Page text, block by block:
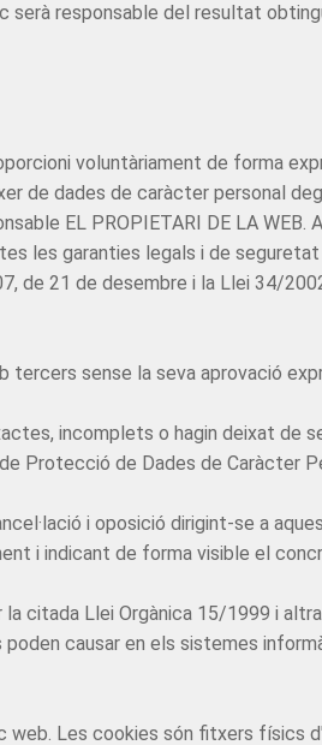
responsable del resultat
voluntàriament de forma
de dades de caràcter personal
EL PROPIETARI DE LA
les garanties legals i de
de 21 de desembre i la Llei 34/
tercers sense la seva aprovació
incomplets o hagin deixat de
Protecció de Dades de Caràcter
i oposició dirigint-se a
i indicant de forma visible el
citada Llei Orgànica 15/1999 i
causar en els sistemes
web. Les cookies són fitxers físics